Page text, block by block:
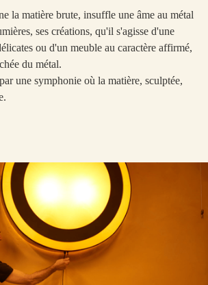
la matière brute, insuffle une âme au métal
ses créations, qu'il s'agisse d'une
ou d'un meuble au caractère affirmé,
du métal.
une symphonie où la matière, sculptée,